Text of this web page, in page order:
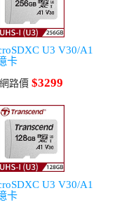
U3 V30/A1
卡
網路價 $3299
U3 V30/A1
卡